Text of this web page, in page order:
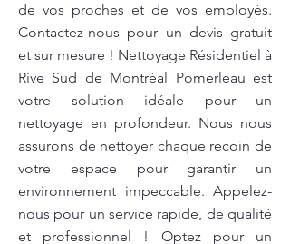
de vos proches et de vos employés.
Contactez-nous pour un devis gratuit
et sur mesure ! Nettoyage Résidentiel à
Rive Sud de Montréal Pomerleau est
votre solution idéale pour un
nettoyage en profondeur. Nous nous
assurons de nettoyer chaque recoin de
votre espace pour garantir un
environnement impeccable. Appelez-
nous pour un service rapide, de qualité
et professionnel ! Optez pour un